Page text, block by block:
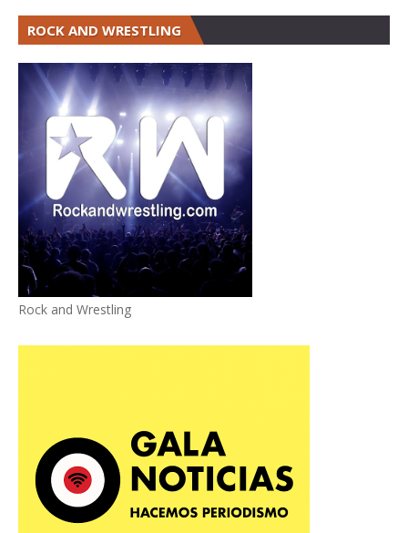
ROCK AND WRESTLING
Rock and Wrestling